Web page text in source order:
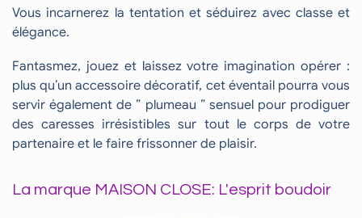
Vous incarnerez la tentation et séduirez avec classe et
élégance.
Fantasmez, jouez et laissez votre imagination opérer :
plus qu’un accessoire décoratif, cet éventail pourra vous
servir également de ” plumeau ” sensuel pour prodiguer
des caresses irrésistibles sur tout le corps de votre
partenaire et le faire frissonner de plaisir.
La marque MAISON CLOSE: L'esprit boudoir